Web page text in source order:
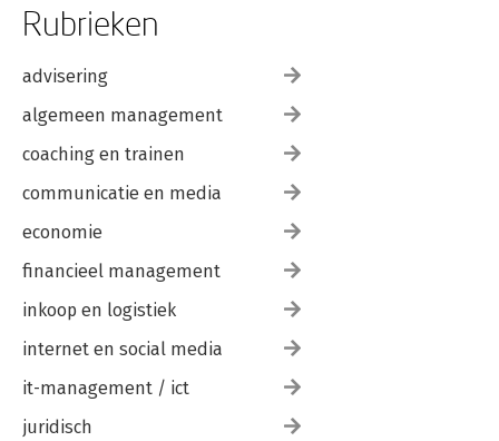
Rubrieken
advisering
algemeen management
coaching en trainen
communicatie en media
economie
financieel management
inkoop en logistiek
internet en social media
it-management / ict
juridisch